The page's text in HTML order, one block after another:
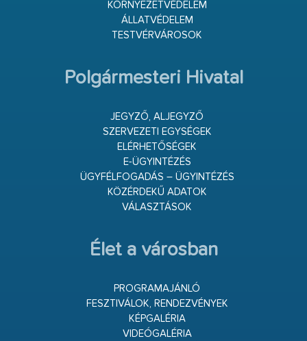
KÖRNYEZETVÉDELEM
ÁLLATVÉDELEM
TESTVÉRVÁROSOK
Polgármesteri Hivatal
JEGYZŐ, ALJEGYZŐ
SZERVEZETI EGYSÉGEK
ELÉRHETŐSÉGEK
E-ÜGYINTÉZÉS
ÜGYFÉLFOGADÁS – ÜGYINTÉZÉS
KÖZÉRDEKŰ ADATOK
VÁLASZTÁSOK
Élet a városban
PROGRAMAJÁNLÓ
FESZTIVÁLOK, RENDEZVÉNYEK
KÉPGALÉRIA
VIDEÓGALÉRIA